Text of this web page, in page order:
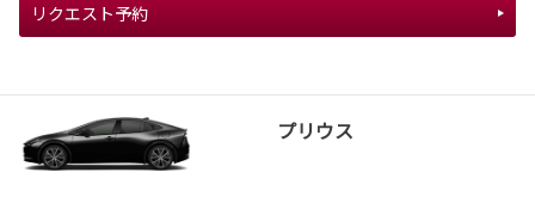
リクエスト予約
プリウス